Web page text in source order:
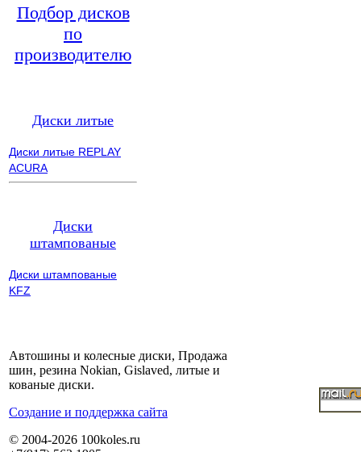
Подбор дисков
по
производителю
Диски литые
Диски литые REPLAY
ACURA
Диски
штампованые
Диски штампованые
KFZ
Автошины и колесные диски, Продажа
шин, резина Nokian, Gislaved, литые и
кованые диски.
Cоздание и поддержка сайта
© 2004-2026 100koles.ru